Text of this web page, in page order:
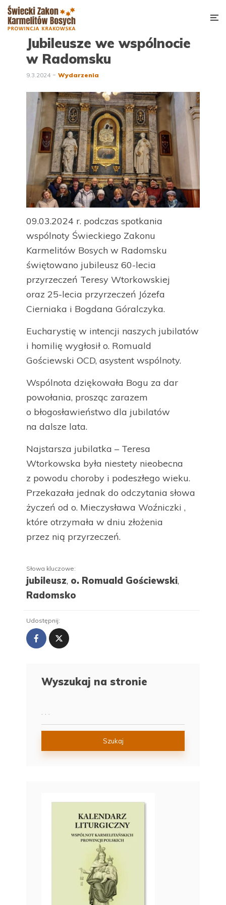
Jubileusze we wspólnocie
w Radomsku
9.3.2024 Wydarzenia
09.03.2024 r. podczas spotkania
wspólnoty Świeckiego Zakonu
Karmelitów Bosych w Radomsku
świętowano jubileusz 60-lecia
przyrzeczeń Teresy Wtorkowskiej
oraz 25-lecia przyrzeczeń Józefa
Cierniaka i Bogdana Góralczyka.
Eucharystię w intencji naszych jubilatów
i homilię wygłosił o. Romuald
Gościewski OCD, asystent wspólnoty.
Wspólnota dziękowała Bogu za dar
powołania, prosząc zarazem
o błogosławieństwo dla jubilatów
na dalsze lata.
Najstarsza jubilatka – Teresa
Wtorkowska była niestety nieobecna
z powodu choroby i podeszłego wieku.
Przekazała jednak do odczytania słowa
życzeń od o. Mieczysława Woźniczki ,
które otrzymała w dniu złożenia
przez nią przyrzeczeń.
Słowa kluczowe:
jubileusz, o. Romuald Gościewski,
Radomsko
Udostępnij:
Wyszukaj na stronie
Szukaj